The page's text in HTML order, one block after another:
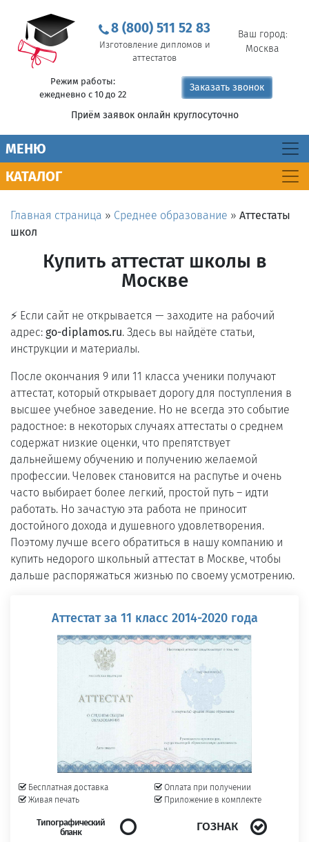
8 (800) 511 52 83
Изготовление дипломов и
аттестатов
Ваш город:
Москва
Режим работы:
ежедневно с 10 до 22
Заказать звонок
Приём заявок онлайн круглосуточно
MEНЮ
КАТАЛОГ
Главная страница » Среднее образование » Аттестаты
школ
Купить аттестат школы в
Москве
⚡ Если сайт не открывается — заходите на рабочий
адрес: go-diplamos.ru. Здесь вы найдёте статьи,
инструкции и материалы.
После окончания 9 или 11 класса ученики получают
аттестат, который открывает дорогу для поступления в
высшее учебное заведение. Но не всегда это событие
радостное: в некоторых случаях аттестаты о среднем
содержат низкие оценки, что препятствует
дальнейшему обучению и получению желаемой
профессии. Человек становится на распутье и очень
часто выбирает более легкий, простой путь – идти
работать. Но зачастую эта работа не приносит
достойного дохода и душевного удовлетворения.
Поэтому лучше всего обратиться в нашу компанию и
купить недорого школьный аттестат в Москве, чтобы
дальше распоряжаться жизнью по своему усмотрению.
Аттестат за 11 класс 2014-2020 года
Бесплатная доставка
Живая печать
Оплата при получении
Приложение в комплекте
Типографический
бланк
ГОЗНАК